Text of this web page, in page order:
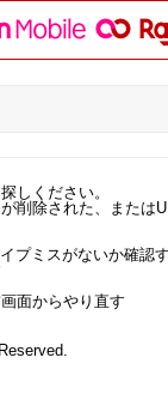
しください。
削除された、または
プミスがないか確認
面からやり直す